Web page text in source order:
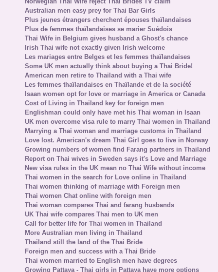
Australian men easy prey for Thai Bar Girls
Plus jeunes étrangers cherchent épouses thaïlandaises
Plus de femmes thaïlandaises se marier Suédois
Thai Wife in Belgium gives husband a Ghost's chance
Irish Thai wife not exactly given Irish welcome
Les mariages entre Belges et les femmes thaïlandaises
Some UK men actually think about buying a Thai Bride!
American men retire to Thailand with a Thai wife
Les femmes thaïlandaises en Thaïlande et de la société
Isaan women opt for love or marriage in America or Canada
Cost of Living in Thailand key for foreign men
Englishman could only have met his Thai woman in Isaan
UK men overcome visa rule to marry Thai women in Thailand
Marrying a Thai woman and marriage customs in Thailand
Love lost. American's dream Thai Girl goes to live in Norway
Growing numbers of women find Farang partners in Thailand
Report on Thai wives in Sweden says it's Love and Marriage
New visa rules in the UK mean no Thai Wife without income
Thai women in the search for Love online in Thailand
Thai women thinking of marriage with Foreign men
Thai women Chat online with foreign men
Thai woman compares Thai and farang husbands
UK Thai wife compares Thai men to UK men
Call for better life for Thai women in Thailand
More Australian men living in Thailand
Thailand still the land of the Thai Bride
Foreign men and success with a Thai Bride
Thai women married to English men have degrees
Growing Pattaya - Thai girls in Pattaya have more options